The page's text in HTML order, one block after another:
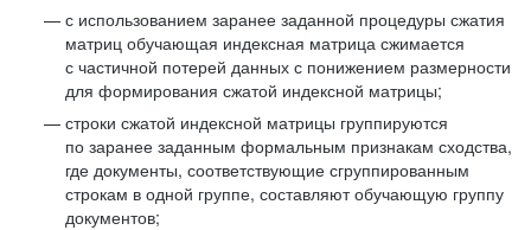
с использованием заранее заданной процедуры сжатия
матриц обучающая индексная матрица сжимается
с частичной потерей данных с понижением размерности
для формирования сжатой индексной матрицы;
строки сжатой индексной матрицы группируются
по заранее заданным формальным признакам сходства,
где документы, соответствующие сгруппированным
строкам в одной группе, составляют обучающую группу
документов;